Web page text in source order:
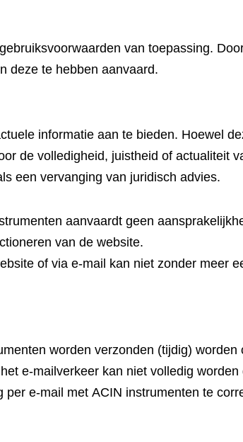
van toepassing.
deze te hebben aanvaard.
informatie aan te bieden. Hoewel
de volledigheid, juistheid of actualiteit
een vervanging van juridisch advies.
aanvaardt geen
van de website.
of via e-mail kan niet zonder meer
worden verzonden (tijdig)
e-mailverkeer kan niet volledig
e-mail met ACIN instrumenten te